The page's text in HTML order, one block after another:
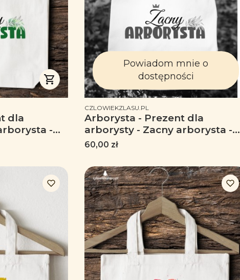
dla
-
Powiadom mnie o
dostępności
PRODUCENT
CZLOWIEKZLASU.PL
Arborysta - Prezent dla
arborysty - Zacny arborysta -
Torba na ramię
Cena
60,00 zł